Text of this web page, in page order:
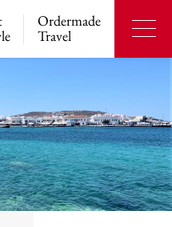
Ordermade
Travel